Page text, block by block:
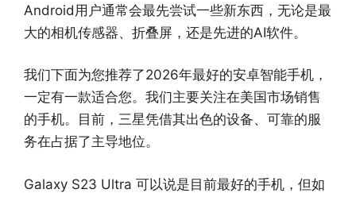
Android用户通常会最先尝试一些新东西，无论是最
大的相机传感器、折叠屏，还是先进的AI软件。
我们下面为您推荐了2026年最好的安卓智能手机，
一定有一款适合您。我们主要关注在美国市场销售
的手机。目前，三星凭借其出色的设备、可靠的服
务在占据了主导地位。
Galaxy S23 Ultra 可以说是目前最好的手机，但如